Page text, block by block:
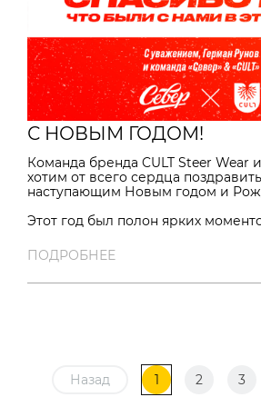
С НОВЫМ ГОДОМ!
Команда бренда CULT Steer Wear
хотим от всего сердца
наступающим Новым годом и
Этот год был полон ярких
открыли первый магазин в Санкт-
Впереди нас ждёт много событий:
коллекции, скидки и акции,
Счастливого Нового года и
График работы в праздничные дни:
ПОДРОБНЕЕ
Назад 1 2 3